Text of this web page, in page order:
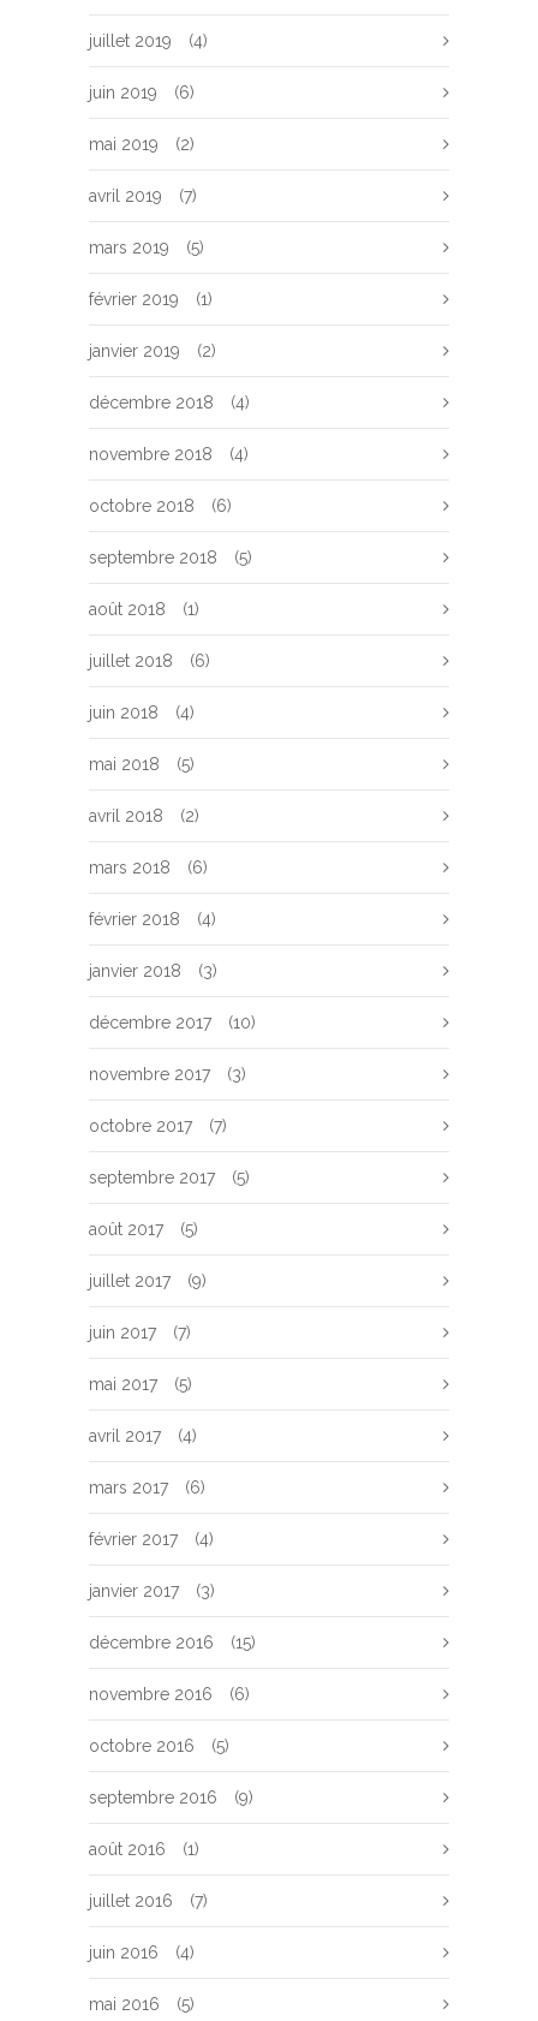
juillet 2019 (4)
juin 2019 (6)
mai 2019 (2)
avril 2019 (7)
mars 2019 (5)
février 2019 (1)
janvier 2019 (2)
décembre 2018 (4)
novembre 2018 (4)
octobre 2018 (6)
septembre 2018 (5)
août 2018 (1)
juillet 2018 (6)
juin 2018 (4)
mai 2018 (5)
avril 2018 (2)
mars 2018 (6)
février 2018 (4)
janvier 2018 (3)
décembre 2017 (10)
novembre 2017 (3)
octobre 2017 (7)
septembre 2017 (5)
août 2017 (5)
juillet 2017 (9)
juin 2017 (7)
mai 2017 (5)
avril 2017 (4)
mars 2017 (6)
février 2017 (4)
janvier 2017 (3)
décembre 2016 (15)
novembre 2016 (6)
octobre 2016 (5)
septembre 2016 (9)
août 2016 (1)
juillet 2016 (7)
juin 2016 (4)
mai 2016 (5)